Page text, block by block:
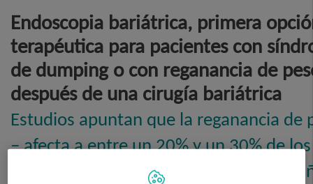
Endoscopia bariátrica, primera
terapéutica para pacientes con
de dumping o con reganancia de
después de una cirugía bariátrica
Estudios apuntan que la reganancia de
– afecta a entre un 20% y un 30% de los
pacientes operados en España a los 5